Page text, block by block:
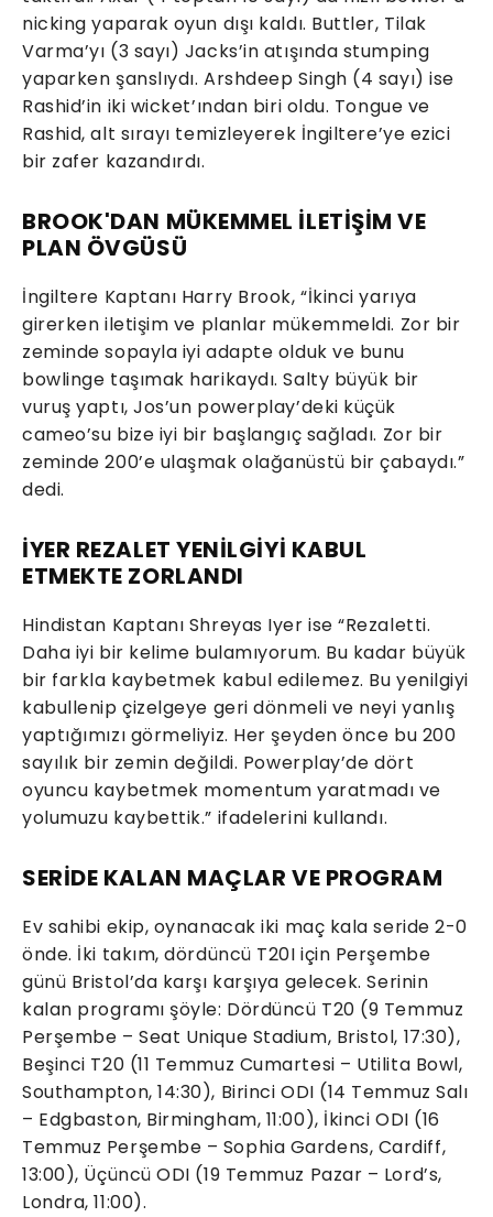
nicking yaparak oyun dışı kaldı. Buttler, Tilak
Varma’yı (3 sayı) Jacks’in atışında stumping
yaparken şanslıydı. Arshdeep Singh (4 sayı) ise
Rashid’in iki wicket’ından biri oldu. Tongue ve
Rashid, alt sırayı temizleyerek İngiltere’ye ezici
bir zafer kazandırdı.
BROOK'DAN MÜKEMMEL İLETİŞİM VE
PLAN ÖVGÜSÜ
İngiltere Kaptanı Harry Brook, “İkinci yarıya
girerken iletişim ve planlar mükemmeldi. Zor bir
zeminde sopayla iyi adapte olduk ve bunu
bowlinge taşımak harikaydı. Salty büyük bir
vuruş yaptı, Jos’un powerplay’deki küçük
cameo’su bize iyi bir başlangıç sağladı. Zor bir
zeminde 200’e ulaşmak olağanüstü bir çabaydı.”
dedi.
İYER REZALET YENİLGİYİ KABUL
ETMEKTE ZORLANDI
Hindistan Kaptanı Shreyas Iyer ise “Rezaletti.
Daha iyi bir kelime bulamıyorum. Bu kadar büyük
bir farkla kaybetmek kabul edilemez. Bu yenilgiyi
kabullenip çizelgeye geri dönmeli ve neyi yanlış
yaptığımızı görmeliyiz. Her şeyden önce bu 200
sayılık bir zemin değildi. Powerplay’de dört
oyuncu kaybetmek momentum yaratmadı ve
yolumuzu kaybettik.” ifadelerini kullandı.
SERİDE KALAN MAÇLAR VE PROGRAM
Ev sahibi ekip, oynanacak iki maç kala seride 2-0
önde. İki takım, dördüncü T20I için Perşembe
günü Bristol’da karşı karşıya gelecek. Serinin
kalan programı şöyle: Dördüncü T20 (9 Temmuz
Perşembe – Seat Unique Stadium, Bristol, 17:30),
Beşinci T20 (11 Temmuz Cumartesi – Utilita Bowl,
Southampton, 14:30), Birinci ODI (14 Temmuz Salı
– Edgbaston, Birmingham, 11:00), İkinci ODI (16
Temmuz Perşembe – Sophia Gardens, Cardiff,
13:00), Üçüncü ODI (19 Temmuz Pazar – Lord’s,
Londra, 11:00).